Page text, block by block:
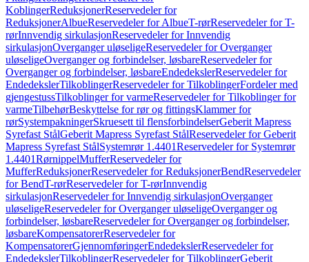
KoblingerReduksjonerReservedeler for
ReduksjonerAlbueReservedeler for AlbueT-rørReservedeler for T-
rørInnvendig sirkulasjonReservedeler for Innvendig
sirkulasjonOverganger uløseligeReservedeler for Overganger
uløseligeOverganger og forbindelser, løsbareReservedeler for
Overganger og forbindelser, løsbareEndedekslerReservedeler for
EndedekslerTilkoblingerReservedeler for TilkoblingerFordeler med
gjengestussTilkoblinger for varmeReservedeler for Tilkoblinger for
varmeTilbehørBeskyttelse for rør og fittingsKlammer for
rørSystempakningerSkruesett til flensforbindelserGeberit Mapress
Syrefast StålGeberit Mapress Syrefast StålReservedeler for Geberit
Mapress Syrefast StålSystemrør 1.4401Reservedeler for Systemrør
1.4401RørnippelMufferReservedeler for
MufferReduksjonerReservedeler for ReduksjonerBendReservedeler
for BendT-rørReservedeler for T-rørInnvendig
sirkulasjonReservedeler for Innvendig sirkulasjonOverganger
uløseligeReservedeler for Overganger uløseligeOverganger og
forbindelser, løsbareReservedeler for Overganger og forbindelser,
løsbareKompensatorerReservedeler for
KompensatorerGjennomføringerEndedekslerReservedeler for
EndedekslerTilkoblingerReservedeler for TilkoblingerGeberit